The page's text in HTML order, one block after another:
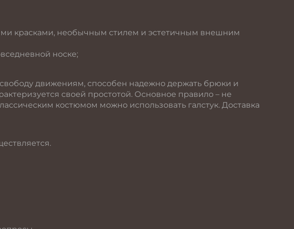
красками, необычным стилем и эстетичным внешним
носке;
движениям, способен надежно держать брюки и
своей простотой. Основное правило – не
костюмом можно использовать галстук. Доставка